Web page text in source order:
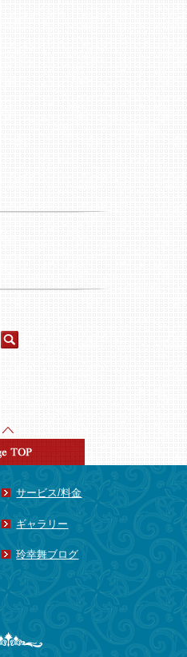
サービス/料金
ギャラリー
玲幸舞ブログ